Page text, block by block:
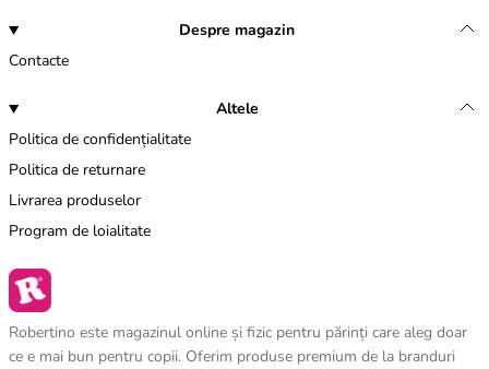
Despre magazin
Contacte
Altele
Politica de confidențialitate
Politica de returnare
Livrarea produselor
Program de loialitate
Robertino este magazinul online și fizic pentru părinți care aleg doar
ce e mai bun pentru copii. Oferim produse premium de la branduri